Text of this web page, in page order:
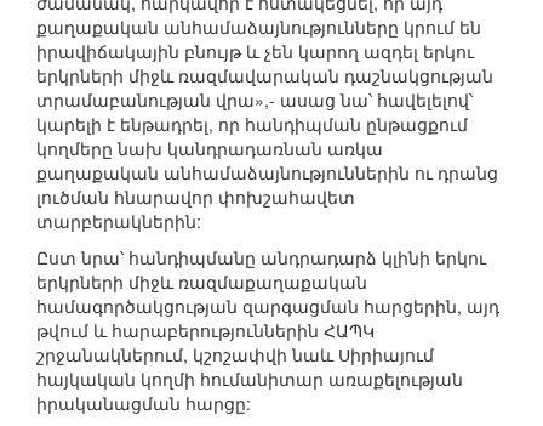
քաղաքական անհամաձայնությունները կրում են
իրավիճակային բնույթ և չեն կարող ազդել երկու
երկրների միջև ռազմավարական դաշնակցության
տրամաբանության վրա»,- ասաց նա՝ հավելելով՝
կարելի է ենթադրել, որ հանդիպման ընթացքում
կողմերը նախ կանդրադառնան առկա
քաղաքական անհամաձայնություններին ու դրանց
լուծման հնարավոր փոխշահավետ
տարբերակներին:
Ըստ նրա՝ հանդիպմանը անդրադարձ կլինի երկու
երկրների միջև ռազմաքաղաքական
համագործակցության զարգացման հարցերին, այդ
թվում և հարաբերություններին ՀԱՊԿ
շրջանակներում, կշոշափվի նաև Սիրիայում
հայկական կողմի հումանիտար առաքելության
իրականացման հարցը: